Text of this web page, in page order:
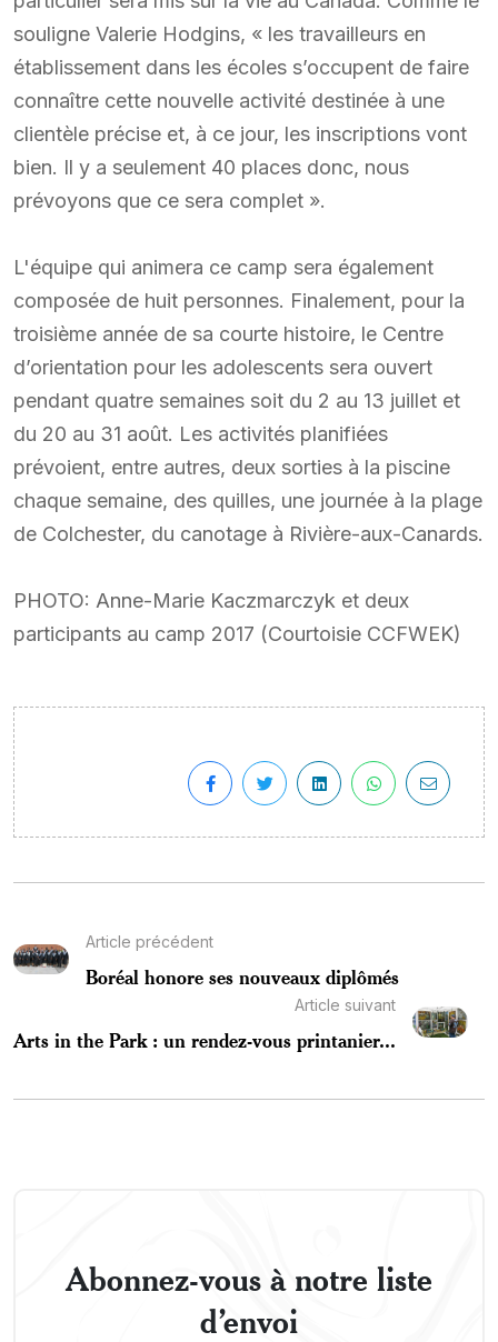
souligne Valerie Hodgins, « les travailleurs en
établissement dans les écoles s’occupent de faire
connaître cette nouvelle activité destinée à une
clientèle précise et, à ce jour, les inscriptions vont
bien. Il y a seulement 40 places donc, nous
prévoyons que ce sera complet ».
L'équipe qui animera ce camp sera également
composée de huit personnes. Finalement, pour la
troisième année de sa courte histoire, le Centre
d’orientation pour les adolescents sera ouvert
pendant quatre semaines soit du 2 au 13 juillet et
du 20 au 31 août. Les activités planifiées
prévoient, entre autres, deux sorties à la piscine
chaque semaine, des quilles, une journée à la plage
de Colchester, du canotage à Rivière-aux-Canards.
PHOTO: Anne-Marie Kaczmarczyk et deux
participants au camp 2017 (Courtoisie CCFWEK)
Article précédent
Boréal honore ses nouveaux diplômés
Article suivant
Arts in the Park : un rendez-vous printanier...
Abonnez-vous à notre liste
d’envoi